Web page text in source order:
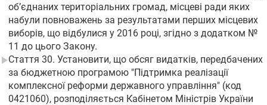
об’єднаних територіальних громад, місцеві ради яких
набули повноважень за результатами перших місцевих
виборів, що відбулися у 2016 році, згідно з додатком №
11 до цього Закону.
Стаття 30. Установити, що обсяг видатків, передбачених
за бюджетною програмою "Підтримка реалізації
комплексної реформи державного управління" (код
0421060), розподіляється Кабінетом Міністрів України